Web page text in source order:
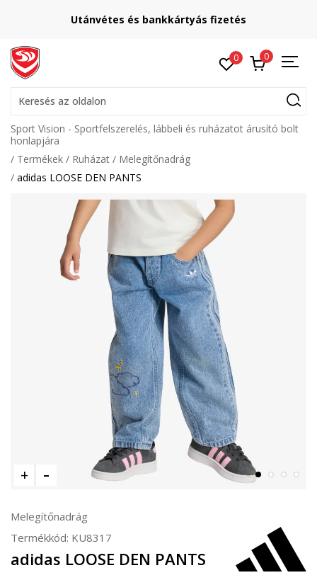
Utánvétes és bankkártyás fizetés
0 0
Keresés az oldalon
Sport Vision - Sportfelszerelés, lábbeli és ruházatot árusító bolt
honlapjára
Termékek
Ruházat
Melegítőnadrág
adidas LOOSE DEN PANTS
Melegítőnadrág
Termékkód: KU8317
adidas LOOSE DEN PANTS